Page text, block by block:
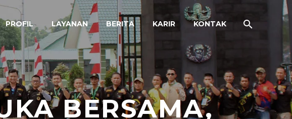
PROFIL LAYANAN BERITA KARIR KONTAK
BERSAMA,